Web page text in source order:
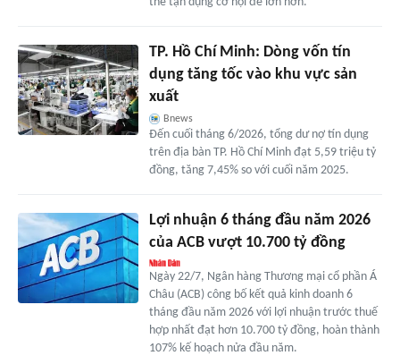
TP. Hồ Chí Minh: Dòng vốn tín
dụng tăng tốc vào khu vực sản
xuất
Bnews
Đến cuối tháng 6/2026, tổng dư nợ tín dụng
trên địa bàn TP. Hồ Chí Minh đạt 5,59 triệu tỷ
đồng, tăng 7,45% so với cuối năm 2025.
Lợi nhuận 6 tháng đầu năm 2026
của ACB vượt 10.700 tỷ đồng
Ngày 22/7, Ngân hàng Thương mại cổ phần Á
Châu (ACB) công bố kết quả kinh doanh 6
tháng đầu năm 2026 với lợi nhuận trước thuế
hợp nhất đạt hơn 10.700 tỷ đồng, hoàn thành
107% kế hoạch nửa đầu năm.